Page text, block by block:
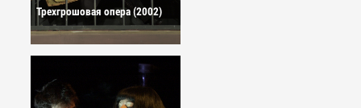
Трехгрошовая опера (2002)